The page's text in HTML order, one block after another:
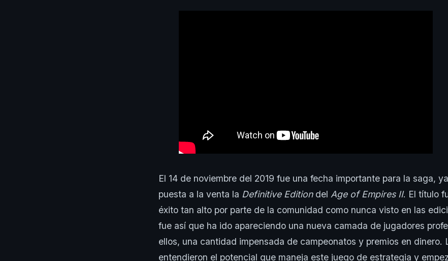
El 14 de noviembre del 2019 fue una fecha importante para la saga,
puesta a la venta la Definitive Editiondel Age of Empires II. El título
éxito tan alto por parte de la comunidad como nunca visto en las
fue así que ha ido apareciendo una nueva camada de jugadores
ellos, una cantidad impensada de campeonatos y premios en dinero.
entendieron el potencial que maneja este juego de estrategia y